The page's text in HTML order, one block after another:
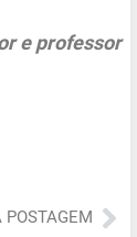
e professor
POSTAGEM